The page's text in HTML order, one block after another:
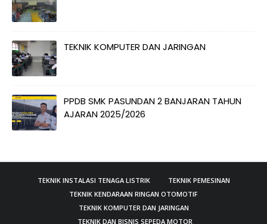
TEKNIK KOMPUTER DAN JARINGAN
PPDB SMK PASUNDAN 2 BANJARAN TAHUN
AJARAN 2025/2026
TEKNIK INSTALASI TENAGA LISTRIK
TEKNIK PEMESINAN
TEKNIK KENDARAAN RINGAN OTOMOTIF
TEKNIK KOMPUTER DAN JARINGAN
TEKNIK DAN BISNIS SEPEDA MOTOR